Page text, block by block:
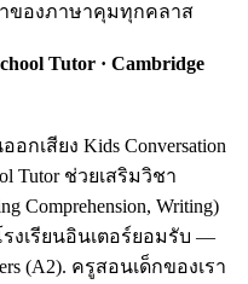
จ้าของภาษาคุมทุกคลาส
Tutor · Cambridge
กเสียง Kids Conversation
Tutor ช่วยเสริมวิชา
Comprehension, Writing)
รงเรียนอินเตอร์ยอมรับ —
(A2). ครูสอนเด็กของเรา